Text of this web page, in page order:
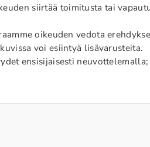
siirtää toimitusta tai
oikeuden vedota
voi esiintyä lisävarusteita.
ensisijaisesti